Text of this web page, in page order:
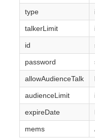
type
talkerLimit
id
password
allowAudienceTalk
audienceLimit
expireDate
mems